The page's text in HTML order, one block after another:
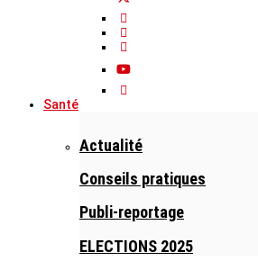
Santé
Actualité
Conseils pratiques
Publi-reportage
ELECTIONS 2025